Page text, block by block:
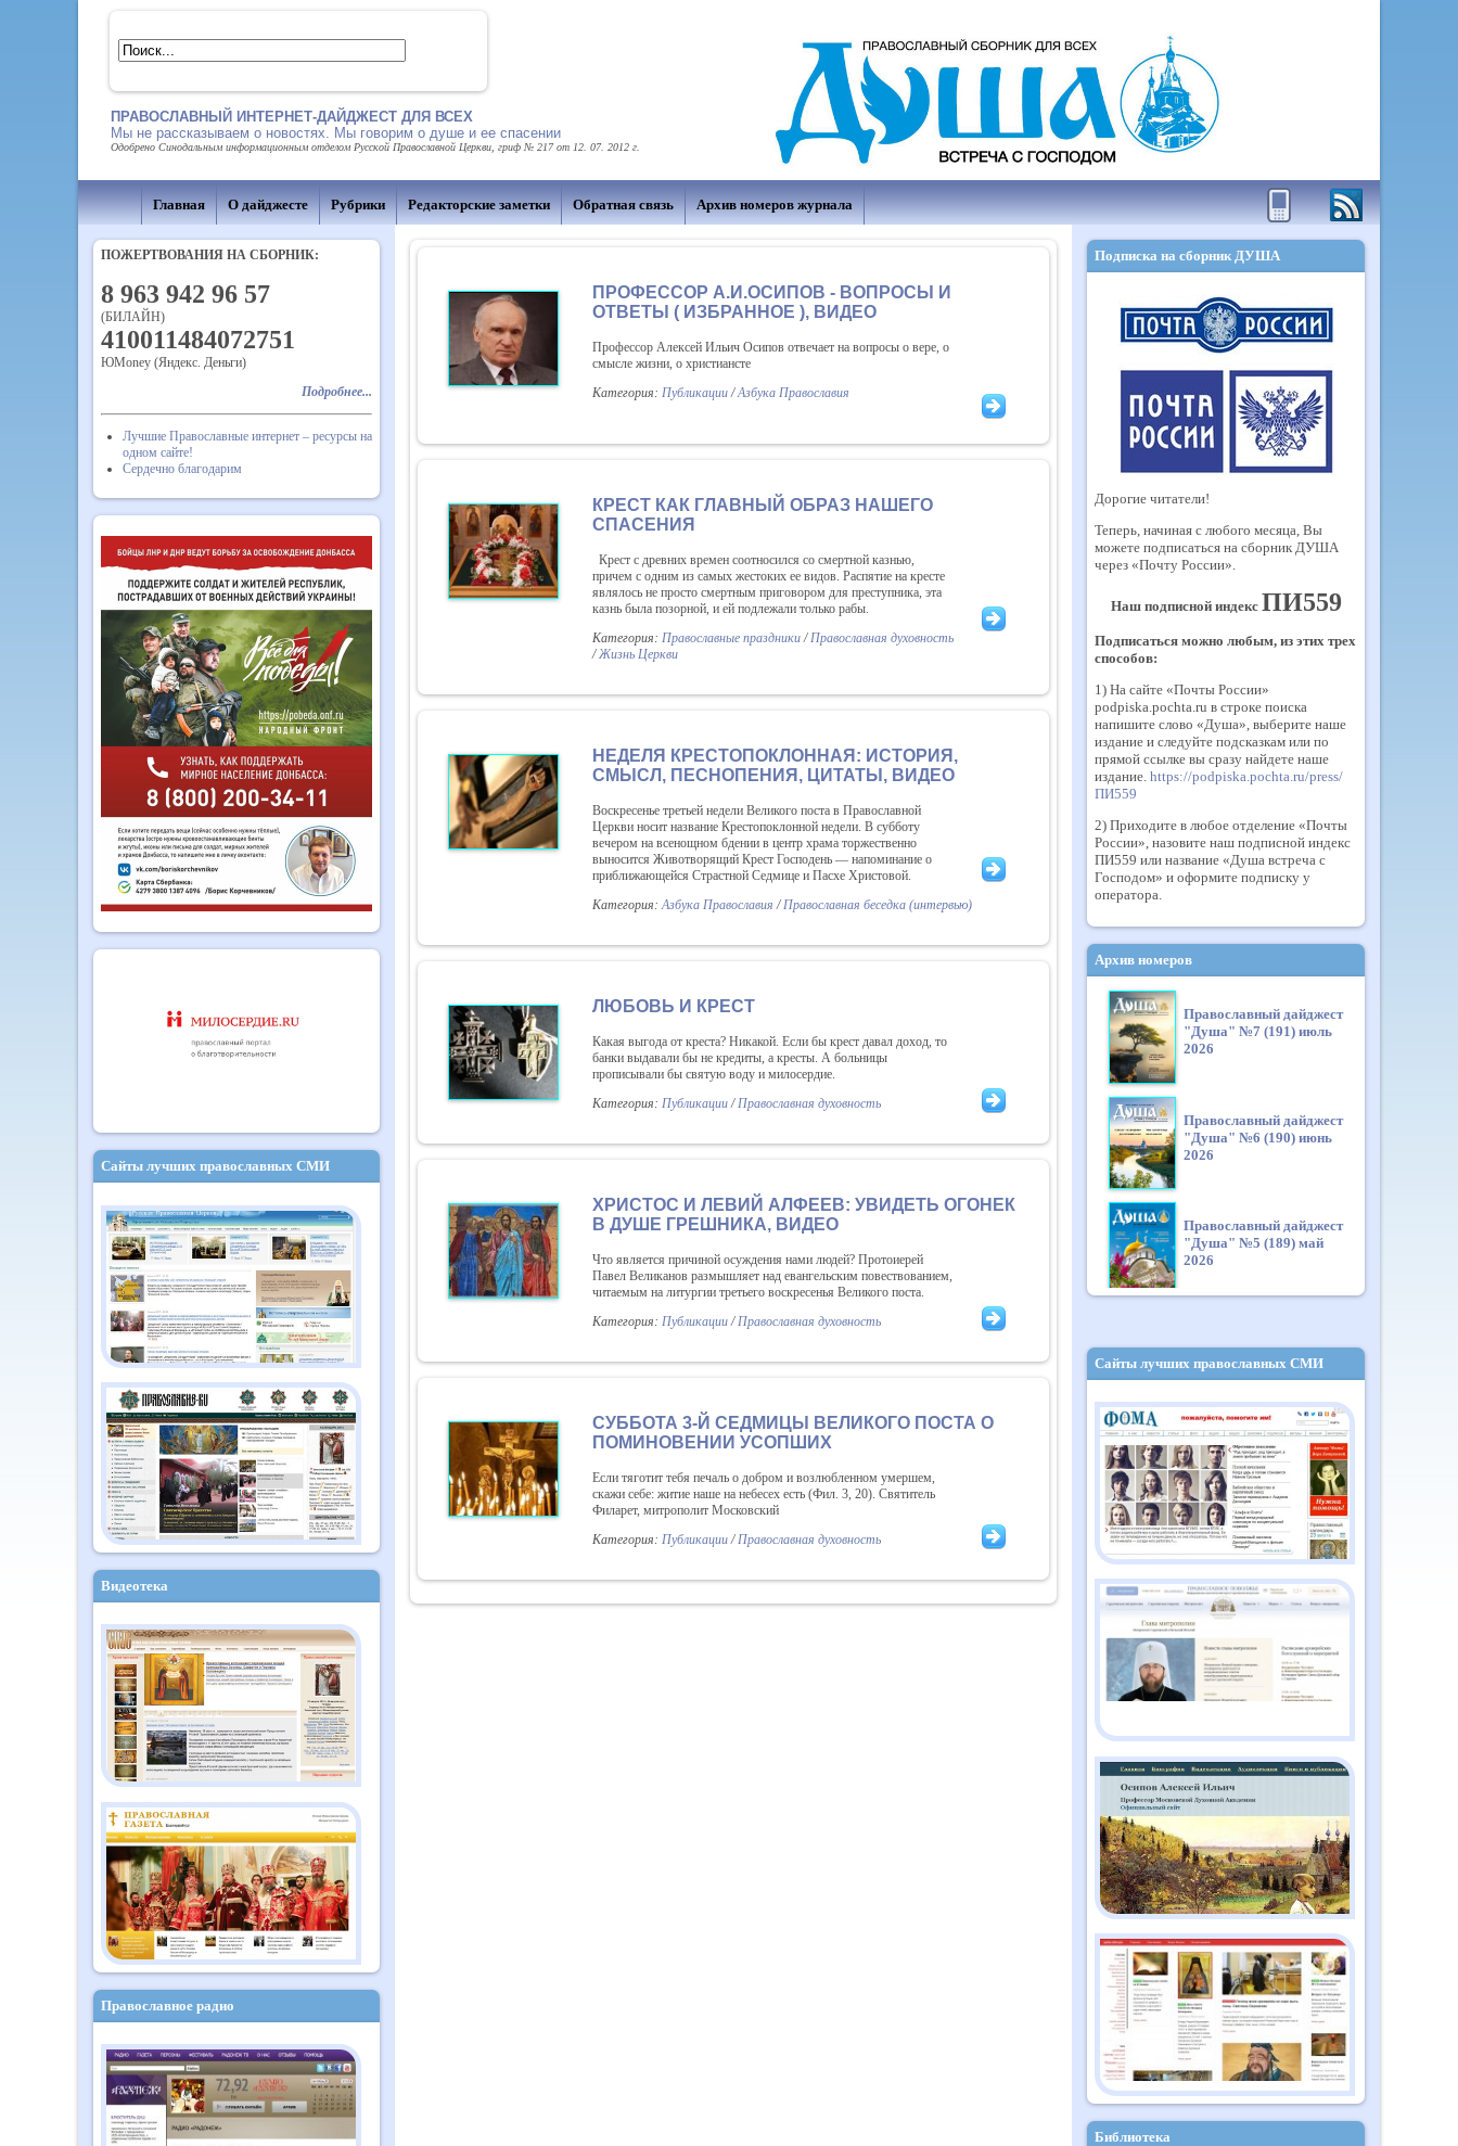
ПРАВОСЛАВНЫЙ ИНТЕРНЕТ-ДАЙДЖЕСТ ДЛЯ ВСЕХ
Мы не рассказываем о новостях. Мы говорим о душе и ее спасении
Одобрено Синодальным информационным отделом Русской Православной Церкви, гриф № 217 от 12. 07. 2012 г.
Главная О дайджесте Рубрики Редакторские заметки Обратная связь Архив номеров журнала
ПОЖЕРТВОВАНИЯ НА СБОРНИК:
8 963 942 96 57
(БИЛАЙН)
410011484072751
ЮMoney (Яндекс. Деньги)
Подробнее...
Лучшие Православные интернет – ресурсы на
одном сайте!
Сердечно благодарим
Сайты лучших православных СМИ
Видеотека
Православное радио
ПРОФЕССОР А.И.ОСИПОВ - ВОПРОСЫ И
ОТВЕТЫ ( ИЗБРАННОЕ ), ВИДЕО
Профессор Алексей Ильич Осипов отвечает на вопросы о вере, о
смысле жизни, о христиансте
Категория: Публикации/Азбука Православия
КРЕСТ КАК ГЛАВНЫЙ ОБРАЗ НАШЕГО
СПАСЕНИЯ
Крест с древних времен соотносился со смертной казнью,
причем с одним из самых жестоких ее видов. Распятие на кресте
являлось не просто смертным приговором для преступника, эта
казнь была позорной, и ей подлежали только рабы.
Категория: Православные праздники/Православная духовность
/Жизнь Церкви
НЕДЕЛЯ КРЕСТОПОКЛОННАЯ: ИСТОРИЯ,
СМЫСЛ, ПЕСНОПЕНИЯ, ЦИТАТЫ, ВИДЕО
Воскресенье третьей недели Великого поста в Православной
Церкви носит название Крестопоклонной недели. В cубботу
вечером на всенощном бдении в центр храма торжественно
выносится Животворящий Крест Господень — напоминание о
приближающейся Страстной Седмице и Пасхе Христовой.
Категория:Азбука Православия /Православная беседка (интервью)
ЛЮБОВЬ И КРЕСТ
Какая выгода от креста? Никакой. Если бы крест давал доход, то
банки выдавали бы не кредиты, а кресты. А больницы
прописывали бы святую воду и милосердие.
Категория: Публикации/Православная духовность
ХРИСТОС И ЛЕВИЙ АЛФЕЕВ: УВИДЕТЬ ОГОНЕК
В ДУШЕ ГРЕШНИКА, ВИДЕО
Что является причиной осуждения нами людей? Протоиерей
Павел Великанов размышляет над евангельским повествованием,
читаемым на литургии третьего воскресенья Великого поста.
Категория: Публикации/Православная духовность
СУББОТА 3-Й СЕДМИЦЫ ВЕЛИКОГО ПОСТА О
ПОМИНОВЕНИИ УСОПШИХ
Если тяготит тебя печаль о добром и возлюбленном умершем,
скажи себе: житие наше на небесех есть (Фил. 3, 20). Святитель
Филарет, митрополит Московский
Категория: Публикации/Православная духовность
Подписка на сборник ДУША
Дорогие читатели!
Теперь, начиная с любого месяца, Вы
можете подписаться на сборник ДУША
через «Почту России».
Наш подписной индекс ПИ559
Подписаться можно любым, из этих трех
способов:
1) На сайте «Почты России»
podpiska.pochta.ru в строке поиска
напишите слово «Душа», выберите наше
издание и следуйте подсказкам или по
прямой ссылке вы сразу найдете наше
издание. https://podpiska.pochta.ru/press/
ПИ559
2) Приходите в любое отделение «Почты
России», назовите наш подписной индекс
ПИ559 или название «Душа встреча с
Господом» и оформите подписку у
оператора.
Архив номеров
Православный дайджест
"Душа" №7 (191) июль
2026
Православный дайджест
"Душа" №6 (190) июнь
2026
Православный дайджест
"Душа" №5 (189) май
2026
"Душа" №4 (188) апрель
2026
Православный дайджест
"Душа" №3 (187) март
2026
Православный дайджест
"Душа" №2 (186)
февраль 2026
Православный дайджест
"Душа" №1 (185) январь
Православный дайджест
"Душа" №12 (184)
декабрь 2025
Православный дайджест
"Душа" №11 (183) ноябрь
2025
Православный дайджест
"Душа" №10 (182)
октябрь 2025
Сайты лучших православных СМИ
Библиотека